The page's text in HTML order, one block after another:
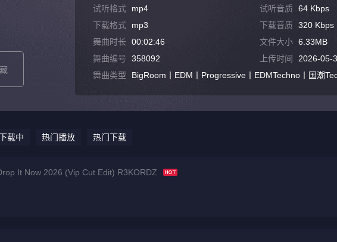
试听格式 mp4 试听音质 64 Kbps
下载格式
mp3 下载音质 320 Kbps
舞曲时长
00:02:46 文件大小 6.33MB
舞曲编号
358092 上传时间
2026-05-
舞曲类型
BigRoom丨EDM丨Progressive丨EDMTechno丨国潮
载中 热门播放 热门下载
It Now 2026 (Vip Cut Edit) R3KORDZ